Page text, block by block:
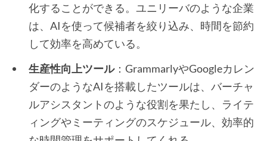
化することができる。ユニリーバのような企業
は、AIを使って候補者を絞り込み、時間を節約
して効率を高めている。
生産性向上ツール：GrammarlyやGoogleカレン
ダーのようなAIを搭載したツールは、バーチャ
ルアシスタントのような役割を果たし、ライテ
ィングやミーティングのスケジュール、効率的